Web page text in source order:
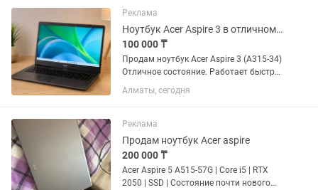
Intel UHD Graphics | Экран:...
Реклама
Ноутбук Acer Aspire 3 в отличном состоянии компьютер ноут комп
100 000 ₸
Продам ноутбук Acer Aspire 3 (A315-34)
Отличное состояние. Работает быстро
и стабильно — не виснет, не тормозит.
Использовался аккуратно в офисе, без
Экран 15.6”...
Алматы, сегодня
Реклама
Продам ноутбук Acer aspire
200 000 ₸
Acer Aspire 5 A515-57G | Core i5 | RTX
2050 | SSD | Состояние почти нового